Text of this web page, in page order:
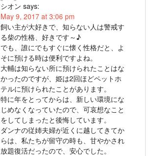
シオン says:
May 9, 2017 at 3:06 pm
飼い主が大好きで、知らない人は警戒す
る柴の性格、好きです～♪
でも、誰にでもすぐに懐く性格だと、よ
そに預ける時は便利ですよね。
大輔は知らない所に預けられたことはな
かったのですが、姫は2回ほどペットホ
テルに預けられたことがあります。
特に年をとってからは、新しい環境にな
じめなくなっていたので、可哀想なこと
をしてしまったと後悔しています。
ダンナの従姉夫婦が近くに越してきてか
らは、私たちが留守の時も、甘やかされ
放題復活だったので、安心でした。